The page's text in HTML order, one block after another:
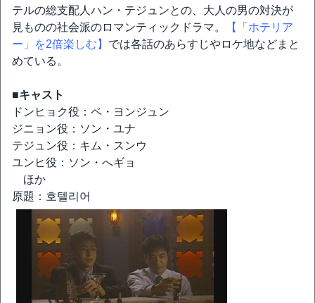
テルの総支配人ハン・テジュンとの、大人の男の対決が
見ものの社会派のロマンティックドラマ。
【「ホテリア
ー」を2倍楽しむ】 では各話のあらすじやロケ地などまと
めている。
■キャスト
ドンヒョク役：ペ・ヨンジュン
ジニョン役：ソン・ユナ
テジュン役：キム・スンウ
ユンヒ役：ソン・へギョ
ほか
原題：호텔리어